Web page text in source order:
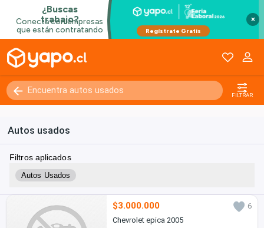
×
FILTRAR
Autos usados
Filtros aplicados
Autos Usados
$3.000.000
6
Chevrolet epica 2005
Kilómetros 0 - 250000+